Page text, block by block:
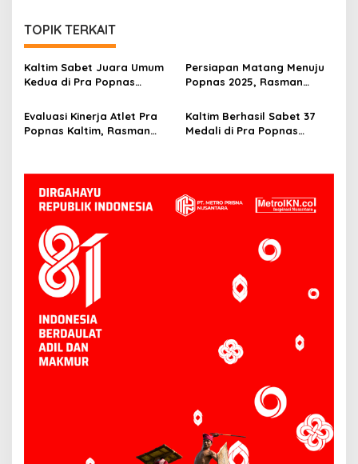
TOPIK TERKAIT
Kaltim Sabet Juara Umum
Kedua di Pra Popnas
Apresiasi Prestasi Atlet
Tinju
Persiapan Matang Menuju
Popnas 2025, Rasman
Kondisi Fisik Atlet
Evaluasi Kinerja Atlet Pra
Popnas Kaltim, Rasman
Kaltim Berhasil Sabet 37
Medali di Pra Popnas